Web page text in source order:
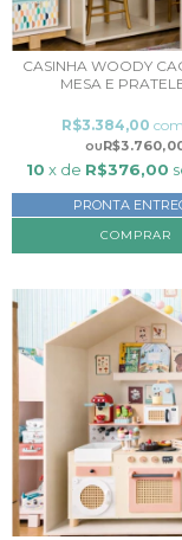
CASINHA WOODY
MESA E
R$3.384,00 com
10 x de R$376,00
PRONTA
COMPRAR